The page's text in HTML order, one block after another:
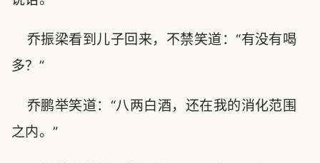
乔振梁看到儿子回来，不禁笑道：“有没有喝
多？”
乔鹏举笑道：“八两白酒，还在我的消化范围
之内。”